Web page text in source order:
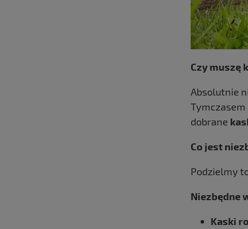
Czy muszę
Absolutnie
dobrane
Co jest
Podzielmy
Niezbędne
Kaski